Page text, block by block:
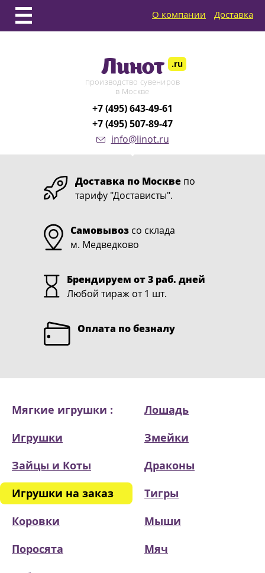
О компании Доставка
Линот .ru
производство сувениров
в Москве
+7 (495) 643-49-61
+7 (495) 507-89-47
info@linot.ru
Доставка по Москве по
тарифу "Достависты".
Самовывоз со склада
м. Медведково
Брендируем от 3 раб. дней
Любой тираж от 1 шт.
Оплата по безналу
Мягкие игрушки :
Лошадь
Игрушки
Змейки
Зайцы и Коты
Драконы
Игрушки на заказ
Тигры
Коровки
Мыши
Поросята
Мяч